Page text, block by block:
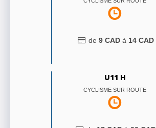
de 9 CAD à 14 CAD
U11 H
CYCLISME SUR ROUTE